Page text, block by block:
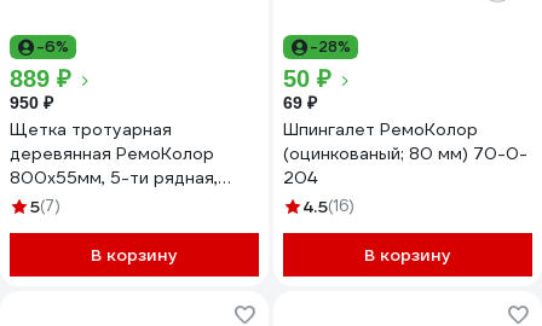
-6%
889 ₽
950 ₽
Щетка тротуарная
деревянная РемоКолор
800х55мм, 5-ти рядная,
металлическая тулейка, без
5(7)
В корзину
-28%
50 ₽
69 ₽
Шпингалет РемоКолор
(оцинкованый; 80 мм) 70-0-
204
4.5(16)
В корзину